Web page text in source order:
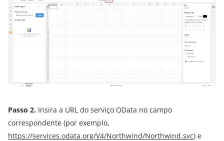
Passo 2. Insira a URL do serviço OData no campo
correspondente (por exemplo,
https://services.odata.org/V4/Northwind/Northwind.svc) e